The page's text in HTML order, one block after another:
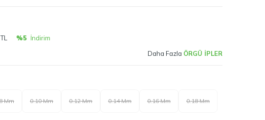
TL %5 İndirim
Daha Fazla ÖRGÜ İPLER
Mm 0.10 Mm 0.12 Mm 0.14 Mm 0.16 Mm 0.18 Mm